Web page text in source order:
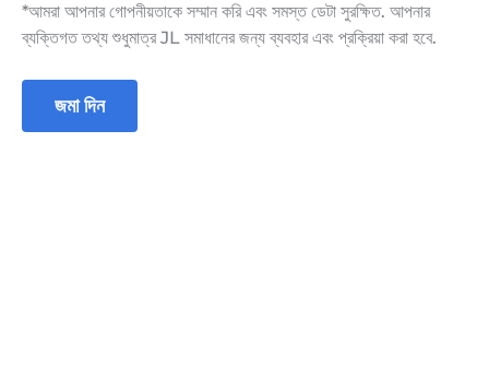
*আমরা আপনার গোপনীয়তাকে সম্মান করি এবং সমস্ত ডেটা সুরক্ষিত. আপনার
ব্যক্তিগত তথ্য শুধুমাত্র JL সমাধানের জন্য ব্যবহার এবং প্রক্রিয়া করা হবে.
জমা দিন